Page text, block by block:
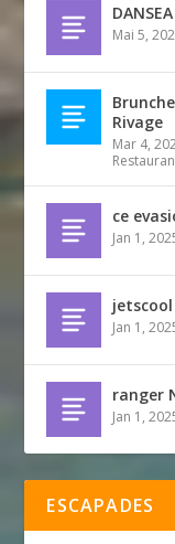
DANSEA
Mai 5,
Rivage
Mar 4,
ce
Jan 1,
jetscool
Jan 1,
ranger
Jan 1,
ESCAPADES